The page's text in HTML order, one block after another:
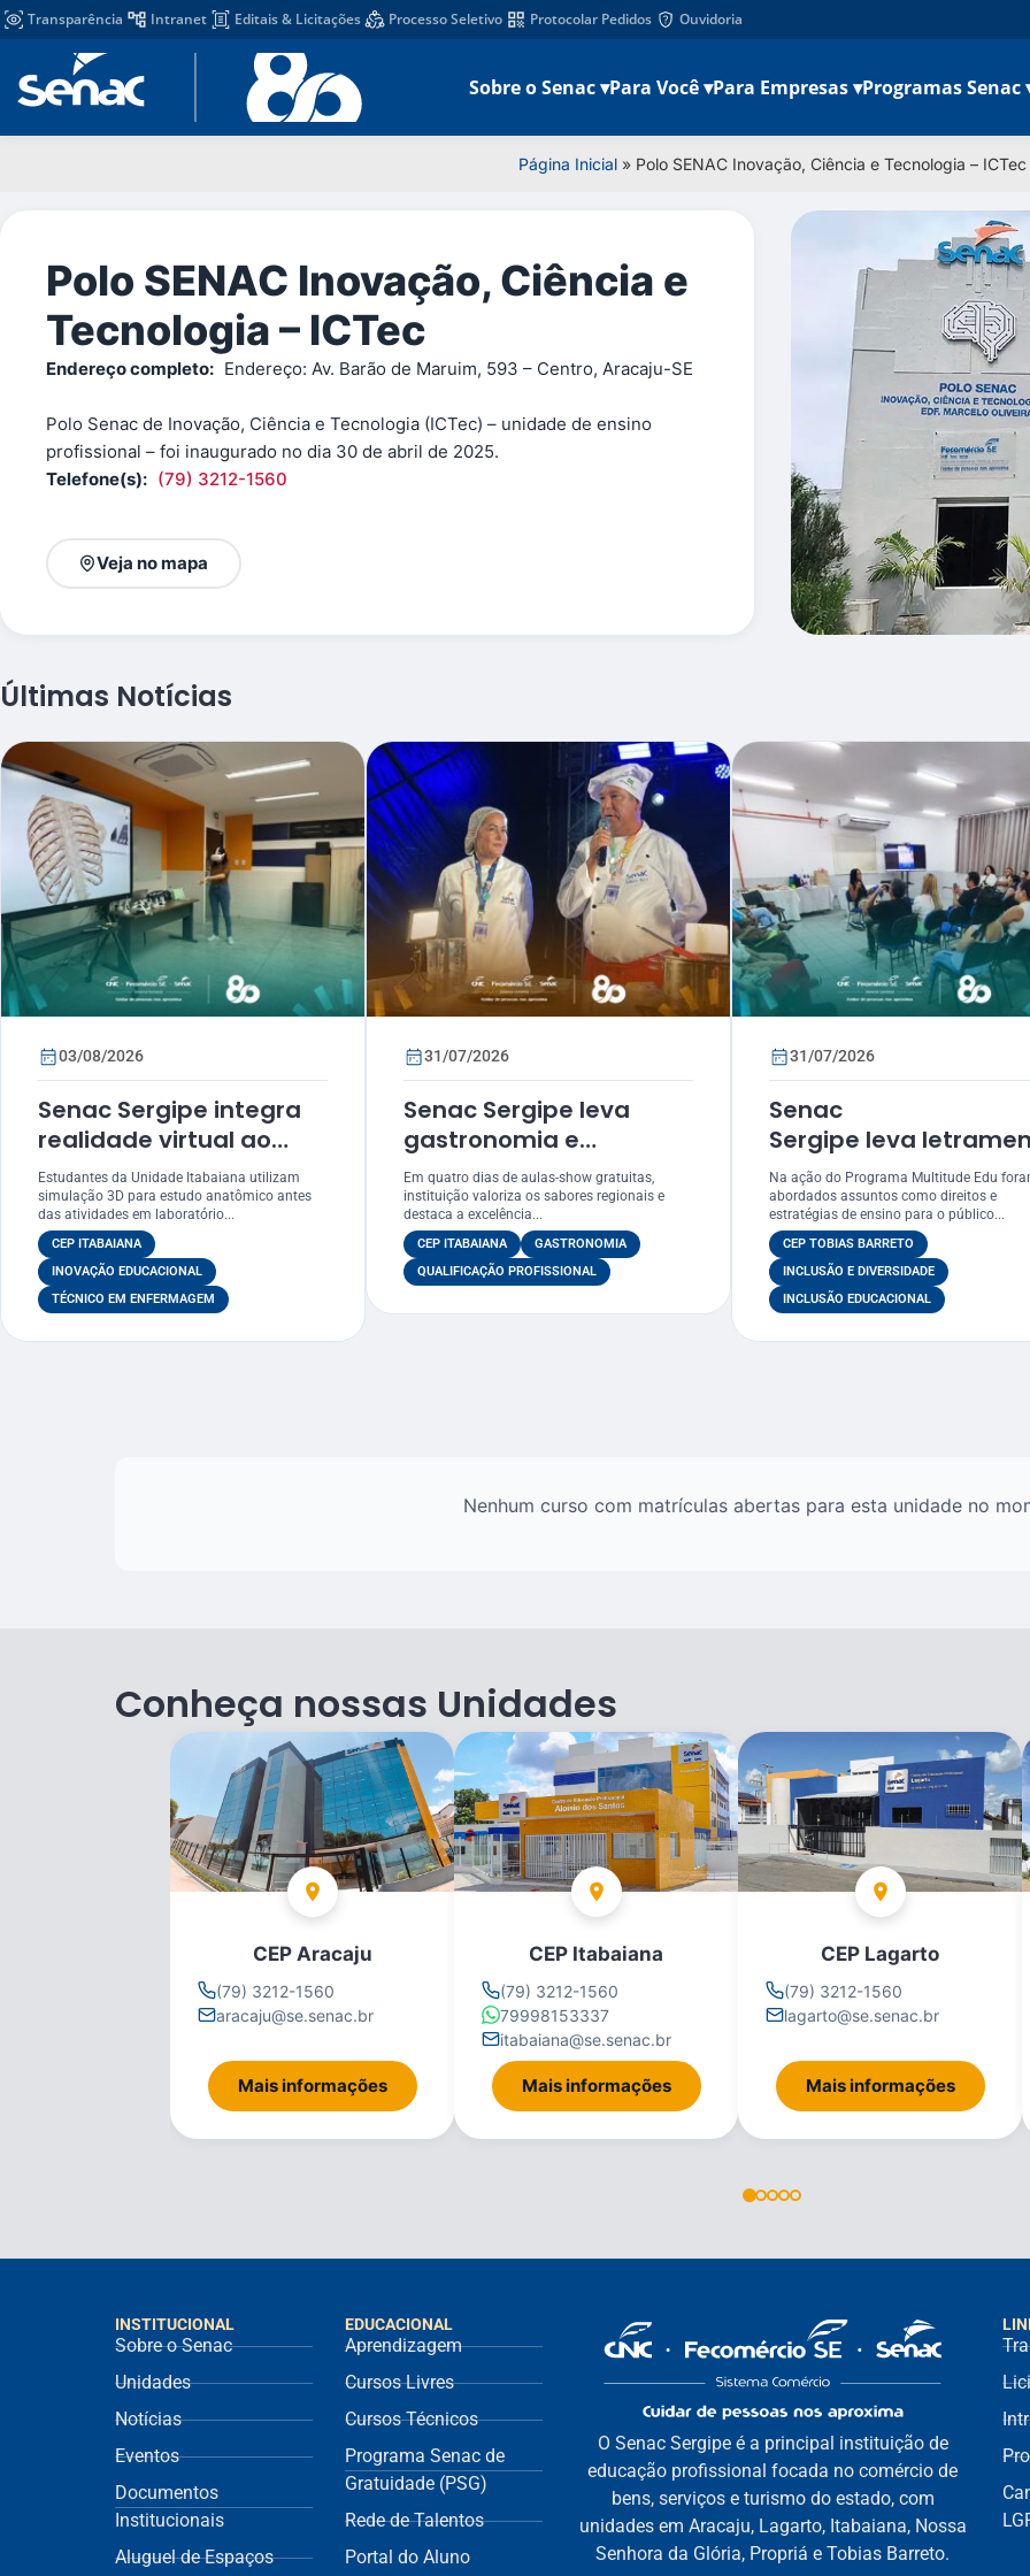
Transparência Intranet Editais & Licitações Processo Seletivo Protocolar Pedidos Ouvidoria
Sobre o Senac ▾Para Você ▾Para Empresas ▾Programas Senac
Página Inicial » Polo SENAC Inovação, Ciência e Tecnologia – ICTec
Polo SENAC Inovação, Ciência e
Tecnologia – ICTec
Endereço completo: Endereço: Av. Barão de Maruim, 593 – Centro, Aracaju-SE
Polo Senac de Inovação, Ciência e Tecnologia (ICTec) – unidade de ensino
profissional – foi inaugurado no dia 30 de abril de 2025.
Telefone(s): (79) 3212-1560
Veja no mapa
Últimas Notícias
03/08/2026
Senac Sergipe integra
realidade virtual ao
ensino de anatomia no
curso de Enfermagem
Estudantes da Unidade Itabaiana utilizam
simulação 3D para estudo anatômico antes
das atividades em laboratório...
CEP ITABAIANA
INOVAÇÃO EDUCACIONAL
TÉCNICO EM ENFERMAGEM
31/07/2026
Senac Sergipe leva
gastronomia e
educação profissional
ao Festival
Gastronômico de
Itabaiana 2026
Em quatro dias de aulas-show gratuitas,
instituição valoriza os sabores regionais e
destaca a excelência...
CEP ITABAIANA
GASTRONOMIA
QUALIFICAÇÃO PROFISSIONAL
31/07/2026
Senac
Sergipe leva
com
foco LGBTQIAPN+
do CEP Tobias
Na ação do Programa Multitude Edu
abordados assuntos como direitos e
estratégias de ensino para o público...
CEP TOBIAS BARRETO
INCLUSÃO E DIVERSIDADE
INCLUSÃO EDUCACIONAL
Nenhum curso com matrículas abertas para esta unidade no
Conheça nossas Unidades
CEP Aracaju
(79) 3212-1560
aracaju@se.senac.br
Mais informações
CEP Itabaiana
(79) 3212-1560
79998153337
itabaiana@se.senac.br
Mais informações
CEP Lagarto
(79) 3212-1560
lagarto@se.senac.br
Mais informações
INSTITUCIONAL
Sobre o Senac
Unidades
Notícias
Eventos
Documentos
Institucionais
Aluguel de Espaços
EDUCACIONAL
Aprendizagem
Cursos Livres
Cursos Técnicos
Programa Senac de
Gratuidade (PSG)
Rede de Talentos
Portal do Aluno
O Senac Sergipe é a principal instituição de
educação profissional focada no comércio de
bens, serviços e turismo do estado, com
unidades em Aracaju, Lagarto, Itabaiana, Nossa
Senhora da Glória, Propriá e Tobias Barreto.